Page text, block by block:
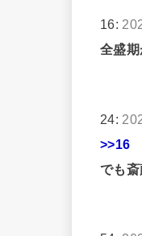
16:
全盛
24:
>>16
でも